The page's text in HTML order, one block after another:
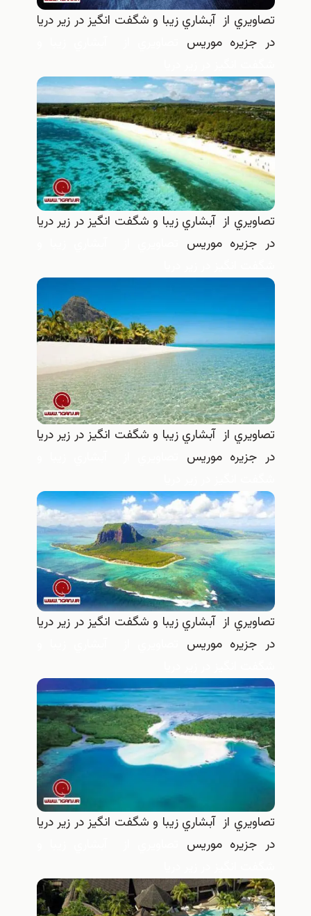
تصاويري از آبشاري زيبا و شگفت انگيز در زير دريا
در جزيره موريس
تصاويري از آبشاري زيبا و شگفت انگيز در زير دريا
در جزيره موريس
تصاويري از آبشاري زيبا و شگفت انگيز در زير دريا
در جزيره موريس
تصاويري از آبشاري زيبا و شگفت انگيز در زير دريا
در جزيره موريس
تصاويري از آبشاري زيبا و شگفت انگيز در زير دريا
در جزيره موريس